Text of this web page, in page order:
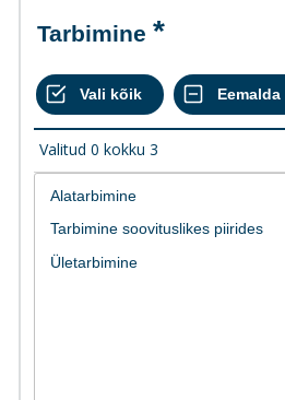
Tarbimine
Valitud 0 kokku 3